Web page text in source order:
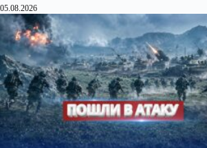
05.08.2026